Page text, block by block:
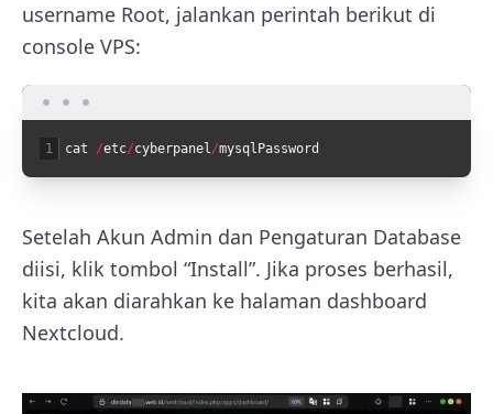
username Root, jalankan perintah berikut di
console VPS:
1 cat /etc/cyberpanel/mysqlPassword
Setelah Akun Admin dan Pengaturan Database
diisi, klik tombol “Install”. Jika proses berhasil,
kita akan diarahkan ke halaman dashboard
Nextcloud.